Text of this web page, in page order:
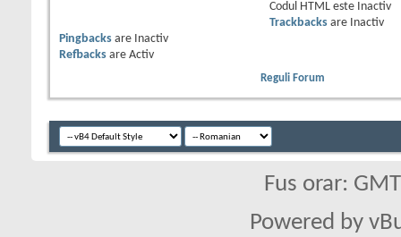
Codul HTML este
Inactiv
Trackbacksare
Inactiv
Pingbacks are
Inactiv
Refbacks are Activ
Reguli Forum
Fus orar:
Powered by